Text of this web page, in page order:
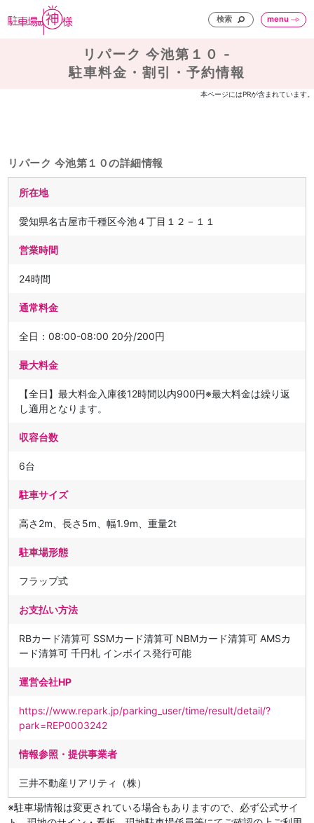
検索 menu
リパーク 今池第１０ -
駐車料金・割引・予約情報
本ページにはPRが含まれています。
リパーク 今池第１０の詳細情報
所在地
愛知県名古屋市千種区今池４丁目１２－１１
営業時間
24時間
通常料金
全日：08:00-08:00 20分/200円
最大料金
【全日】最大料金入庫後12時間以内900円※最大料金は繰り返
し適用となります。
収容台数
6台
駐車サイズ
高さ2m、長さ5m、幅1.9m、重量2t
駐車場形態
フラップ式
お支払い方法
RBカード清算可 SSMカード清算可 NBMカード清算可 AMSカ
ード清算可 千円札 インボイス発行可能
運営会社HP
https://www.repark.jp/parking_user/time/result/detail/?
park=REP0003242
情報参照・提供事業者
三井不動産リアリティ（株）
※駐車場情報は変更されている場合もありますので、必ず公式サイ